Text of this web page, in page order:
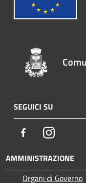
SEGUICI SU
FacebookInstagram
AMMINISTRAZIONE
Organi di Governo